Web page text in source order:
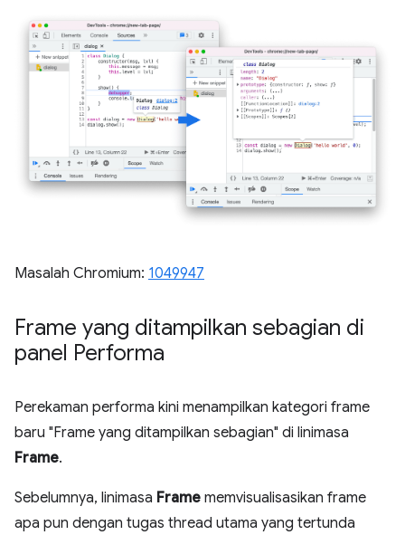
Masalah Chromium: 1049947
Frame yang ditampilkan sebagian di
panel Performa
Perekaman performa kini menampilkan kategori frame
baru "Frame yang ditampilkan sebagian" di linimasa
Frame.
Sebelumnya, linimasa Frame memvisualisasikan frame
apa pun dengan tugas thread utama yang tertunda